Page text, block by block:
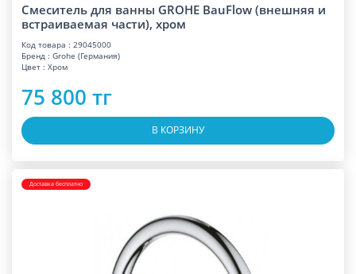
Смеситель для ванны GROHE BauFlow (внешняя и
встраиваемая части), хром
Код товара : 29045000
Бренд : Grohe (Германия)
Цвет : Хром
75 800 тг
В КОРЗИНУ
Доставка бесплатно